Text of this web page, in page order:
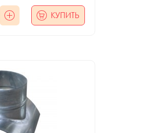
КУПИТЬ